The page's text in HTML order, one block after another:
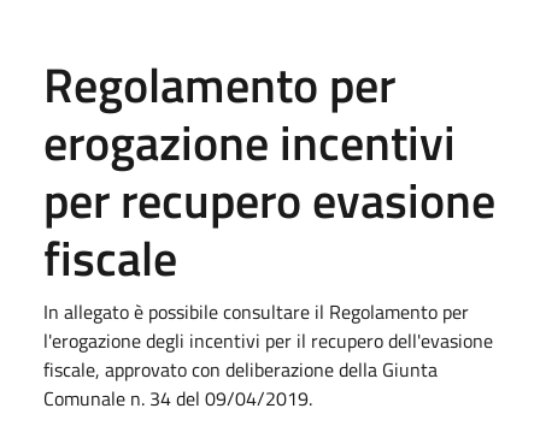
Regolamento per
erogazione incentivi
per recupero evasione
fiscale
In allegato è possibile consultare il Regolamento per
l'erogazione degli incentivi per il recupero dell'evasione
fiscale, approvato con deliberazione della Giunta
Comunale n. 34 del 09/04/2019.